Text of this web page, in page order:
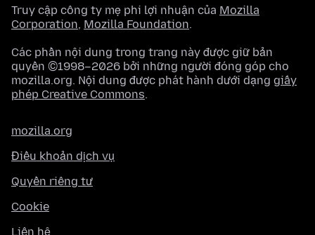
Truy cập công ty mẹ phi lợi nhuận của Mozilla
Corporation, Mozilla Foundation.
Các phần nội dung trong trang này được giữ bản
quyền ©1998–2026 bởi những người đóng góp cho
mozilla.org. Nội dung được phát hành dưới dạng giấy
phép Creative Commons.
mozilla.org
Điều khoản dịch vụ
Quyền riêng tư
Cookie
Liên hệ